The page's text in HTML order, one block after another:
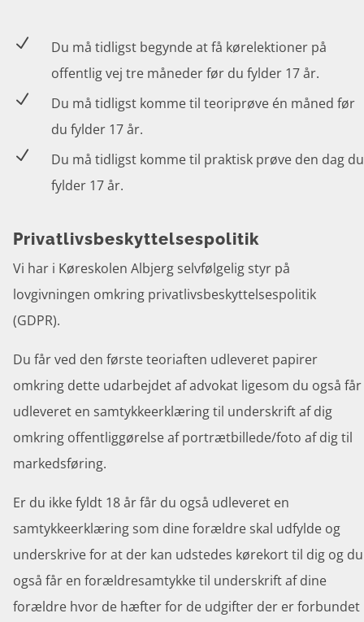
N
Du må tidligst begynde at få kørelektioner på
offentlig vej tre måneder før du fylder 17 år.
N
Du må tidligst komme til teoriprøve én måned før
du fylder 17 år.
N
Du må tidligst komme til praktisk prøve den dag du
fylder 17 år.
Privatlivsbeskyttelsespolitik
Vi har i Køreskolen Albjerg selvfølgelig styr på
lovgivningen omkring privatlivsbeskyttelsespolitik
(GDPR).
Du får ved den første teoriaften udleveret papirer
omkring detteudarbejdet af advokat ligesom du også får
udleveret en samtykkeerklæringtil underskrift af dig
omkring offentliggørelse af portrætbillede/foto af digtil
markedsføring.
Er du ikke fyldt 18 år får du også udleveret en
samtykkeerklæringsom dine forældre skal udfylde og
underskrive for at der kan udstedes kørekort til digogdu
også får en forældresamtykke til underskrift af dine
forældrehvor de hæfter for de udgifter der er forbundet